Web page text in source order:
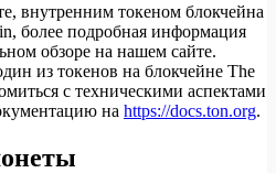
внутренним токеном блокчейна
более подробная информация
обзоре на нашем сайте.
из токенов на блокчейне The
с техническими аспектами
на https://docs.ton.org.